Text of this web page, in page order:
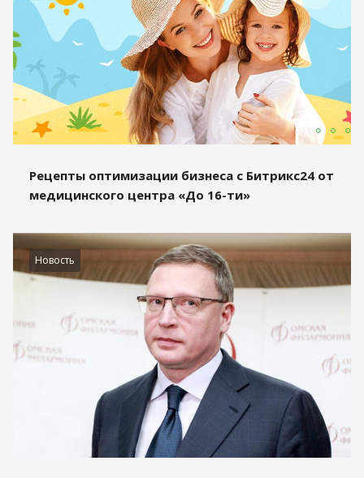
Рецепты оптимизации бизнеса с Битрикс24 от
медицинского центра «До 16-ти»
Новость